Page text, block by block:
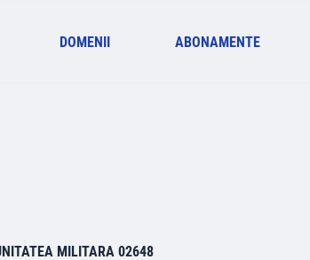
DOMENII ABONAMENTE
MILITARA 02648